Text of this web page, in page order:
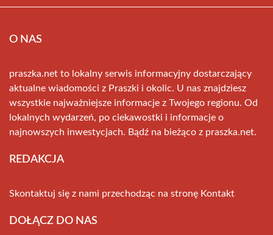
O NAS
praszka.net to lokalny serwis informacyjny dostarczający
aktualne wiadomości z Praszki i okolic. U nas znajdziesz
wszystkie najważniejsze informacje z Twojego regionu. Od
lokalnych wydarzeń, po ciekawostki i informacje o
najnowszych inwestycjach. Bądź na bieżąco z praszka.net.
REDAKCJA
Skontaktuj się z nami przechodząc na stronę Kontakt
DOŁĄCZ DO NAS